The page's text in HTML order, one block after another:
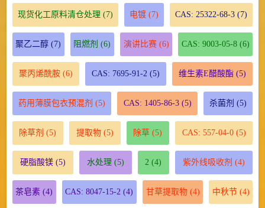
现货化工原料清仓处理 (7) 电镀 (7) CAS: 25322-68-3 (7)
聚乙二醇 (7) 阻燃剂 (6) 演讲比赛(6) CAS: 9003-05-8(6)
聚丙烯酰胺(6) CAS: 7695-91-2 (5) 维生素E醋酸酯 (5)
药用薄膜包衣预混剂 (5) CAS: 1405-86-3(5) 杀菌剂 (5)
除草剂 (5) 提取物(5) 除草 (5) CAS: 557-04-0(5)
硬脂酸镁(5) 水处理 (5) 2 (4) 紫外线吸收剂 (4)
茶皂素 (4) CAS: 8047-15-2 (4) 甘草提取物(4) 中秋节(4)